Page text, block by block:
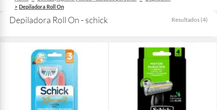
Depiladora Roll On
Depiladora Roll On - schick Resultados (4)